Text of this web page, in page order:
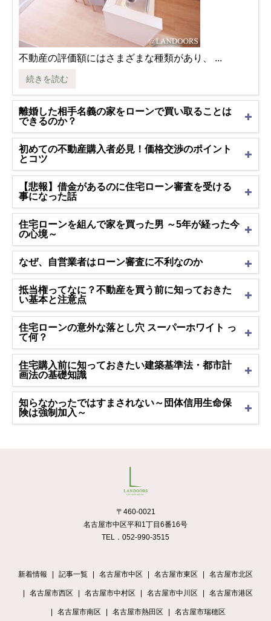
不動産の評価額にはさまざまな種類があり、 ...
続きを読む
離婚した相手名義の家をローンで買い取ることは
できるのか？
初めての不動産購入者必見！価格交渉のポイント
とコツ
【悲報】借金があるのに住宅ローン審査を受ける
事になった話
住宅ローンを組んで家を買った男 ～5年が経った今
の心境～
なぜ、自営業者はローン審査に不利なのか
抵当権ってなに？不動産を買う前に知っておきた
い基本と注意点
住宅ローンの意外な落とし穴 スーパーホワイト っ
て何？
住宅購入前に知っておきたい建築基準法・都市計
画法の基礎知識
知らなかったではすまされない～団体信用生命保
険は強制加入～
〒460-0021
名古屋市中区平和1丁目6番16号
TEL．052-990-3515
新着情報 記事一覧 名古屋市中区 名古屋市東区 名古屋市北区
名古屋市西区 名古屋市中村区 名古屋市中川区 名古屋市港区
名古屋市南区 名古屋市熱田区 名古屋市瑞穂区